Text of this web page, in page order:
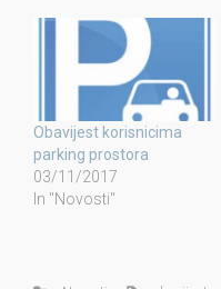
Obavijest korisnicima
parking prostora
03/11/2017
In "Novosti"